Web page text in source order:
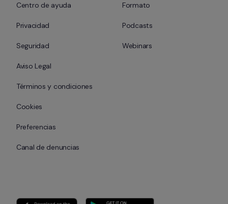
Centro de ayuda
Privacidad
Seguridad
Aviso Legal
Términos y condiciones
Cookies
Preferencias
Canal de denuncias
Formato
Podcasts
Webinars